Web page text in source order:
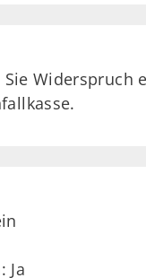
Widerspruch
Ja